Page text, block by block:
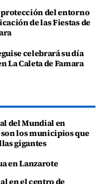
protección del entorno
de las Fiestas de
celebrará su día
La Caleta de Famara
del Mundial en
son los municipios que
gigantes
en Lanzarote
en el centro de